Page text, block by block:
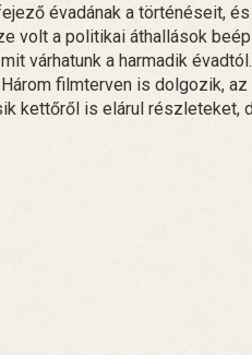
évadának a történéseit,
volt a politikai áthallások
várhatunk a harmadik
filmterven is dolgozik,
kettőről is elárul részleteket,